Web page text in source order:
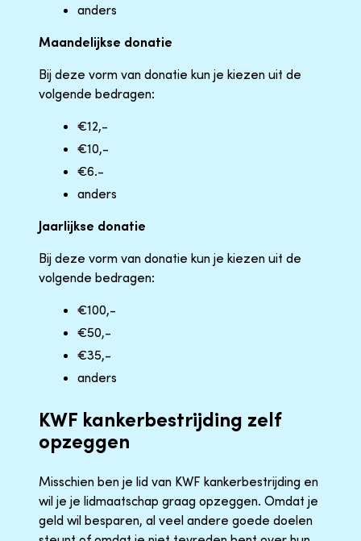
anders
Maandelijkse donatie
Bij deze vorm van donatie kun je kiezen uit de
volgende bedragen:
€12,-
€10,-
€6.-
anders
Jaarlijkse donatie
Bij deze vorm van donatie kun je kiezen uit de
volgende bedragen:
€100,-
€50,-
€35,-
anders
KWF kankerbestrijding zelf
opzeggen
Misschien ben je lid van KWF kankerbestrijding en
wil je je lidmaatschap graag opzeggen. Omdat je
geld wil besparen, al veel andere goede doelen